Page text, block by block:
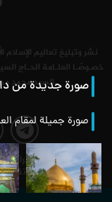
نشر وتبليغ تعاليم الإسلام
خصـوصًـا العلـامة الحـاج
السيد محمد محسن الحسيني الطهراني قدّس الله سرّهما.
الانتقادات
آرشیو
اخبار